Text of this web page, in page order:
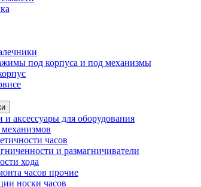
под корпуса и под механизмы
и аксессуары для оборудования
часов
и размагничиватели
хода
часов прочие
носки часов